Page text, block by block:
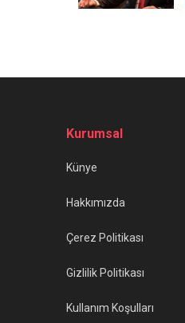
Kurumsal
Künye
Hakkımızda
Çerez Politikası
Gizlilik Politikası
Kullanım Koşulları